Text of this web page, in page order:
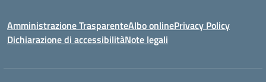
Amministrazione TrasparenteAlbo onlinePrivacy Policy
Dichiarazione di accessibilitàNote legali